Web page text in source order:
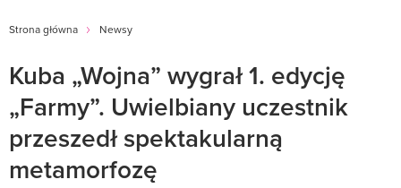
Strona główna Newsy
Kuba „Wojna” wygrał 1. edycję
„Farmy”. Uwielbiany uczestnik
przeszedł spektakularną
metamorfozę